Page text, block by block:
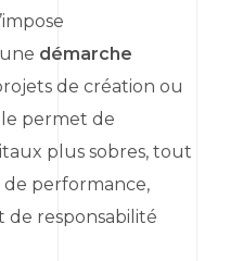
démarche
de création ou
permet de
plus sobres, tout
performance,
de responsabilité